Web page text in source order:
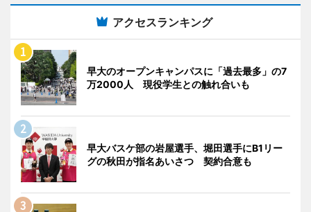
アクセスランキング
早大のオープンキャンパスに「過去最多」の7
万2000人 現役学生との触れ合いも
早大バスケ部の岩屋選手、堀田選手にB1リー
グの秋田が指名あいさつ 契約合意も